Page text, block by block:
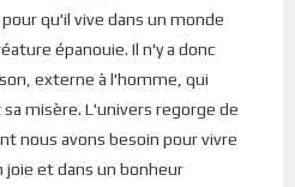
pertes de la vie, tu te mets en
qu’est-ce qui te motive pour
? Dans le calme et la
notre âme dans la
lui tout notre être pour
qu'il vive dans un monde
épanouie. Il n'y a donc
externe à l'homme, qui
misère. L'univers regorge de
nous avons besoin pour vivre
joie et dans un bonheur